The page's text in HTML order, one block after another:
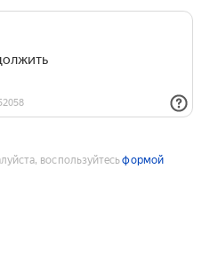
воспользуйтесьформой